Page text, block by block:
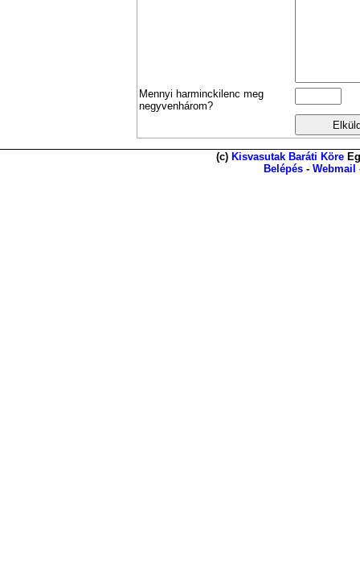
Mennyi harminckilenc meg
negyvenhárom?
(c) Kisvasutak Baráti Köre
Belépés - Webmail